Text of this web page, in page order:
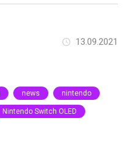
13.09.2021
news nintendo
Nintendo Switch OLED